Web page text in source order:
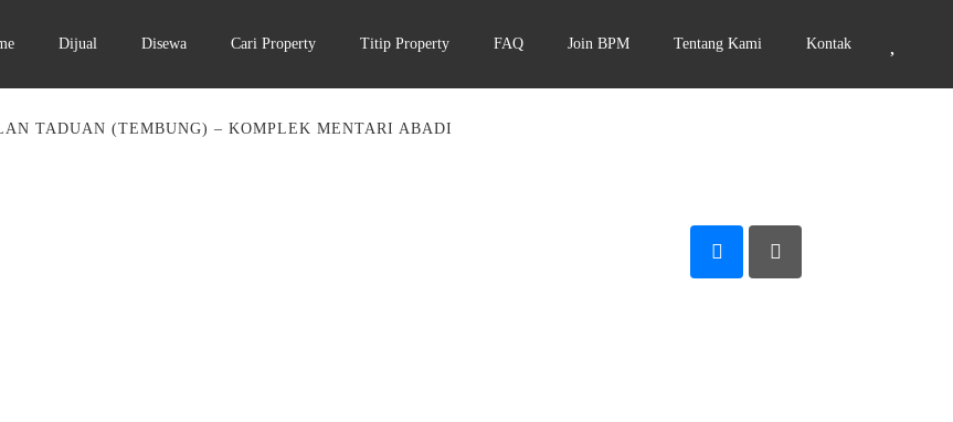
Dijual Disewa Cari Property Titip Property FAQ Join BPM Tentang Kami Kontak
TADUAN (TEMBUNG) – KOMPLEK MENTARI ABADI